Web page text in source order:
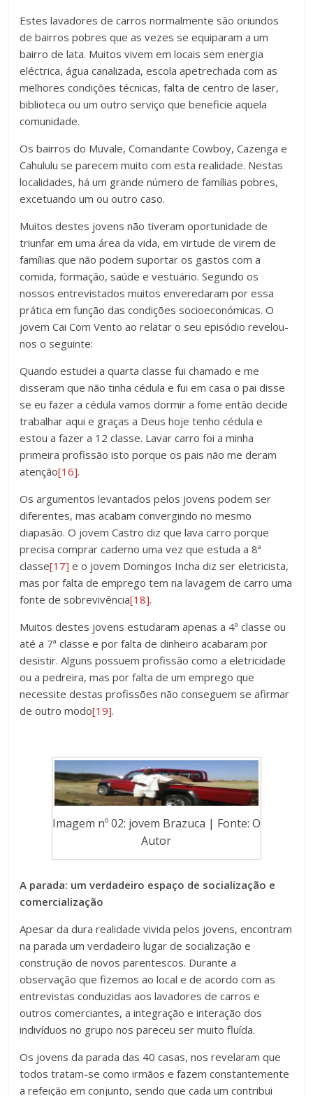
Estes lavadores de carros normalmente são oriundos
de bairros pobres que as vezes se equiparam a um
bairro de lata. Muitos vivem em locais sem energia
eléctrica, água canalizada, escola apetrechada com as
melhores condições técnicas, falta de centro de laser,
biblioteca ou um outro serviço que beneficie aquela
comunidade.
Os bairros do Muvale, Comandante Cowboy, Cazenga e
Cahululu se parecem muito com esta realidade. Nestas
localidades, há um grande número de famílias pobres,
excetuando um ou outro caso.
Muitos destes jovens não tiveram oportunidade de
triunfar em uma área da vida, em virtude de virem de
famílias que não podem suportar os gastos com a
comida, formação, saúde e vestuário. Segundo os
nossos entrevistados muitos enveredaram por essa
prática em função das condições socioeconómicas. O
jovem Cai Com Vento ao relatar o seu episódio revelou-
nos o seguinte:
Quando estudei a quarta classe fui chamado e me
disseram que não tinha cédula e fui em casa o pai disse
se eu fazer a cédula vamos dormir a fome então decide
trabalhar aqui e graças a Deus hoje tenho cédula e
estou a fazer a 12 classe. Lavar carro foi a minha
primeira profissão isto porque os pais não me deram
atenção[16].
Os argumentos levantados pelos jovens podem ser
diferentes, mas acabam convergindo no mesmo
diapasão. O jovem Castro diz que lava carro porque
precisa comprar caderno uma vez que estuda a 8ª
classe[17] e o jovem Domingos Incha diz ser eletricista,
mas por falta de emprego tem na lavagem de carro uma
fonte de sobrevivência[18].
Muitos destes jovens estudaram apenas a 4ª classe ou
até a 7ª classe e por falta de dinheiro acabaram por
desistir. Alguns possuem profissão como a eletricidade
ou a pedreira, mas por falta de um emprego que
necessite destas profissões não conseguem se afirmar
de outro modo[19].
Imagem nº 02: jovem Brazuca | Fonte: O
Autor
A parada: um verdadeiro espaço de socialização e
comercialização
Apesar da dura realidade vivida pelos jovens, encontram
na parada um verdadeiro lugar de socialização e
construção de novos parentescos. Durante a
observação que fizemos ao local e de acordo com as
entrevistas conduzidas aos lavadores de carros e
outros comerciantes, a integração e interação dos
indivíduos no grupo nos pareceu ser muito fluída.
Os jovens da parada das 40 casas, nos revelaram que
todos tratam-se como irmãos e fazem constantemente
a refeição em conjunto, sendo que cada um contribui